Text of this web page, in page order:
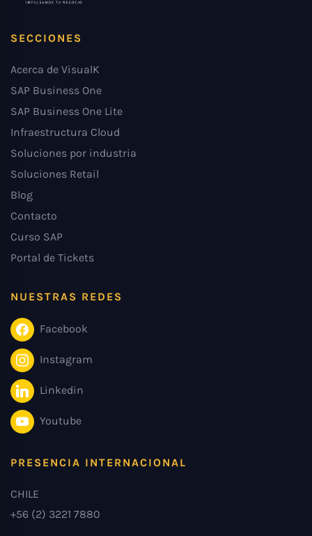
SECCIONES
Acerca de VisualK
SAP Business One
SAP Business One Lite
Infraestructura Cloud
Soluciones por industria
Soluciones Retail
Blog
Contacto
Curso SAP
Portal de Tickets
NUESTRAS REDES
Facebook
Instagram
Linkedin
Youtube
PRESENCIA INTERNACIONAL
CHILE
+56 (2) 3221 7880